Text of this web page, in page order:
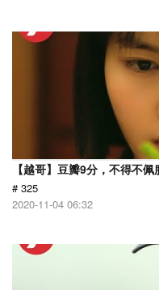
【越哥】豆瓣9分，不得不
# 325
2020-11-04 06:32